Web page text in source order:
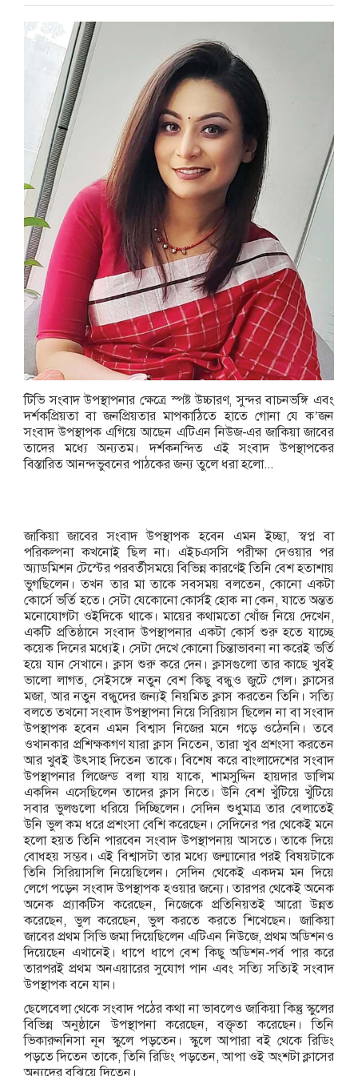
টিভি সংবাদ উপস্থাপনার ক্ষেত্রে স্পষ্ট উচ্চারণ, সুন্দর বাচনভঙ্গি এবং
দর্শকপ্রিয়তা বা জনপ্রিয়তার মাপকাঠিতে হাতে গোনা যে ক’জন
সংবাদ উপস্থাপক এগিয়ে আছেন এটিএন নিউজ-এর জাকিয়া জাবের
তাদের মধ্যে অন্যতম। দর্শকনন্দিত এই সংবাদ উপস্থাপকের
বিস্তারিত আনন্দভুবনের পাঠকের জন্য তুলে ধরা হলো...
জাকিয়া জাবের সংবাদ উপস্থাপক হবেন এমন ইচ্ছা, স্বপ্ন বা
পরিকল্পনা কখনোই ছিল না। এইচএসসি পরীক্ষা দেওয়ার পর
অ্যাডমিশন টেস্টের পরবর্তীসময়ে বিভিন্ন কারণেই তিনি বেশ হতাশায়
ভুগছিলেন। তখন তার মা তাকে সবসময় বলতেন, কোনো একটা
কোর্সে ভর্তি হতে। সেটা যেকোনো কোর্সই হোক না কেন, যাতে অন্তত
মনোযোগটা ওইদিকে থাকে। মায়ের কথামতো খোঁজ নিয়ে দেখেন,
একটি প্রতিষ্ঠানে সংবাদ উপস্থাপনার একটা কোর্স শুরু হতে যাচ্ছে
কয়েক দিনের মধ্যেই। সেটা দেখে কোনো চিন্তাভাবনা না করেই ভর্তি
হয়ে যান সেখানে। ক্লাস শুরু করে দেন। ক্লাসগুলো তার কাছে খুবই
ভালো লাগত, সেইসঙ্গে নতুন বেশ কিছু বন্ধুও জুটে গেল। ক্লাসের
মজা, আর নতুন বন্ধুদের জন্যই নিয়মিত ক্লাস করতেন তিনি। সত্যি
বলতে তখনো সংবাদ উপস্থাপনা নিয়ে সিরিয়াস ছিলেন না বা সংবাদ
উপস্থাপক হবেন এমন বিশ্বাস নিজের মনে গড়ে ওঠেননি। তবে
ওখানকার প্রশিক্ষকগণ যারা ক্লাস নিতেন, তারা খুব প্রশংসা করতেন
আর খুবই উৎসাহ দিতেন তাকে। বিশেষ করে বাংলাদেশের সংবাদ
উপস্থাপনার লিজেন্ড বলা যায় যাকে, শামসুদ্দিন হায়দার ডালিম
একদিন এসেছিলেন তাদের ক্লাস নিতে। উনি বেশ খুঁটিয়ে খুঁটিয়ে
সবার ভুলগুলো ধরিয়ে দিচ্ছিলেন। সেদিন শুধুমাত্র তার বেলাতেই
উনি ভুল কম ধরে প্রশংসা বেশি করেছেন। সেদিনের পর থেকেই মনে
হলো হয়ত তিনি পারবেন সংবাদ উপস্থাপনায় আসতে। তাকে দিয়ে
বোধহয় সম্ভব। এই বিশ্বাসটা তার মধ্যে জন্মানোর পরই বিষয়টাকে
তিনি সিরিয়াসলি নিয়েছিলেন। সেদিন থেকেই একদম মন দিয়ে
লেগে পড়েন সংবাদ উপস্থাপক হওয়ার জন্যে। তারপর থেকেই অনেক
অনেক প্র্যাকটিস করেছেন, নিজেকে প্রতিনিয়তই আরো উন্নত
করেছেন, ভুল করেছেন, ভুল করতে করতে শিখেছেন। জাকিয়া
জাবের প্রথম সিভি জমা দিয়েছিলেন এটিএন নিউজে, প্রথম অডিশনও
দিয়েছেন এখানেই। ধাপে ধাপে বেশ কিছু অডিশন-পর্ব পার করে
তারপরই প্রথম অনএয়ারের সুযোগ পান এবং সত্যি সত্যিই সংবাদ
উপস্থাপক বনে যান।
ছেলেবেলা থেকে সংবাদ পঠের কথা না ভাবলেও জাকিয়া কিন্তু স্কুলের
বিভিন্ন অনুষ্ঠানে উপস্থাপনা করেছেন, বক্তৃতা করেছেন। তিনি
ভিকারুননিসা নূন স্কুলে পড়তেন। স্কুলে আপারা বই থেকে রিডিং
পড়তে দিতেন তাকে, তিনি রিডিং পড়তেন, আপা ওই অংশটা ক্লাসের
অন্যদের বুঝিয়ে দিতেন।